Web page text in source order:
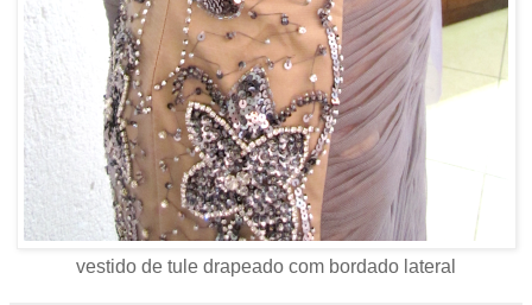
vestido de tule drapeado com bordado lateral